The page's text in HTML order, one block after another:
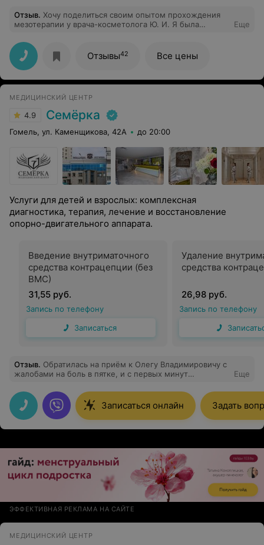
Отзыв. Хочу поделиться своим опытом прохождения
мезотерапии у врача-косметолога Ю. И. Я была
подходом. Врач подробно объяснил все этапы
процедуры и учел мои пожелания. Я очень довольна
результатом и чувствую себя намного увереннее!
Обязательно вернусь на повторные процедуры.
Спасибо большое, Юлия Ивановна
Еще
Отзывы42 Все цены
МЕДИЦИНСКИЙ ЦЕНТР
4.9 Семёрка
Гомель, ул. Каменщикова, 42А до 20:00
Услуги для детей и взрослых: комплексная
диагностика, терапия, лечение и восстановление
опорно-двигательного аппарата.
Введение внутриматочного
средства контрацепции (без
ВМС)
31,55 руб.
Запись по телефону
Записаться
Удаление
средства
26,98 руб.
Запись по телефону
Отзыв. Обратилась на приём к Олегу Владимировичу с
жалобами на боль в пятке, и с первых минут
внимательно выслушал, задал уточняющие вопросы,
провёл тщательный осмотр и доступным языком
объяснил диагноз и план лечения. Благодаря
назначенной процедуре почувствовала значительное
улучшение. Отдельное спасибо за готовность ответить
Еще
Записаться онлайн Задать
ЭФФЕКТИВНАЯ РЕКЛАМА НА САЙТЕ
МЕДИЦИНСКИЙ ЦЕНТР